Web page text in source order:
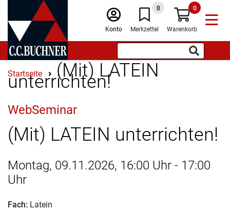
Konto
0
Merkzettel
0
Warenkorb
Startseite (Mit) LATEIN
unterrichten!
WebSeminar
(Mit) LATEIN unterrichten!
Montag, 09.11.2026, 16:00 Uhr - 17:00
Uhr
Fach: Latein